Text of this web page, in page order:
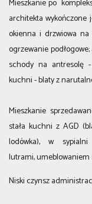
Mieszkanie po
architekta wykończone
okienna i drzwiowa
ogrzewanie
schody na antresolę
kuchni - blaty z
Mieszkanie
stała kuchni z AGD
lodówka), w
lutrami,
Niski czynsz